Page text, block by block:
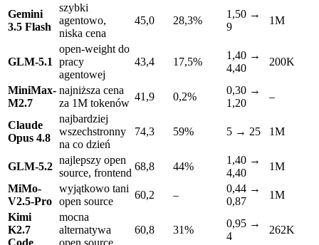
Gemini
3.5 Flash
szybki
agentowo,
niska cena
45,0 28,3%
1,50 →
9
1M
GLM-5.1
open-weight do
pracy
agentowej
43,4 17,5%
1,40 →
4,40
200K
MiniMax-
M2.7
najniższa cena
za 1M tokenów
41,9 0,2%
0,30 →
1,20
–
Claude
Opus 4.8
najbardziej
wszechstronny
na co dzień
74,3 59% 5 → 25 1M
GLM-5.2
najlepszy open
source, frontend
68,8 44%
1,40 →
4,40
1M
MiMo-
V2.5-Pro
wyjątkowo tani
open source
60,2 –
0,44 →
0,87
1M
Kimi
K2.7
Code
mocna
alternatywa
open source
60,8 31%
0,95 →
4
262K